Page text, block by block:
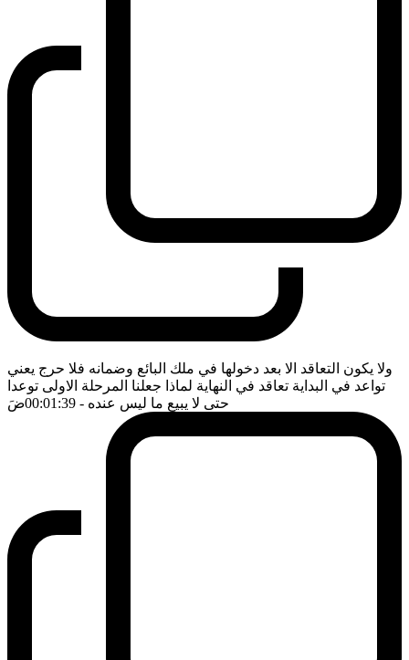
ولا يكون التعاقد الا بعد دخولها في ملك البائع وضمانه فلا حرج يعني
تواعد في البداية تعاقد في النهاية لماذا جعلنا المرحلة الاولى توعدا
حتى لا يبيع ما ليس عنده - 00:01:39 ضَ